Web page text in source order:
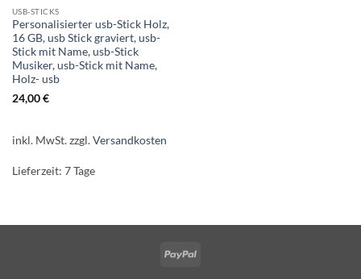
USB-STICKS
Personalisierter usb-Stick Holz,
16 GB, usb Stick graviert, usb-
Stick mit Name, usb-Stick
Musiker, usb-Stick mit Name,
Holz- usb
24,00€
inkl. MwSt.zzgl.Versandkosten
Lieferzeit: 7 Tage
PayPal